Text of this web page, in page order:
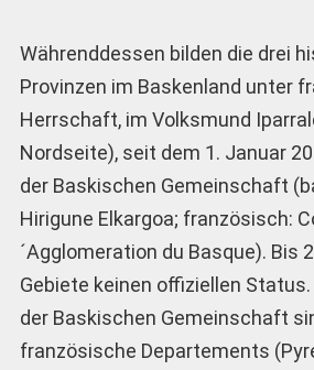
Währenddessen bilden die drei
Provinzen im Baskenland unter
Herrschaft, im Volksmund
Nordseite), seit dem 1. Januar
der Baskischen Gemeinschaft
Hirigune Elkargoa; französisch:
´Agglomeration du Basque). Bis
Gebiete keinen offiziellen
der Baskischen Gemeinschaft
französische Departements